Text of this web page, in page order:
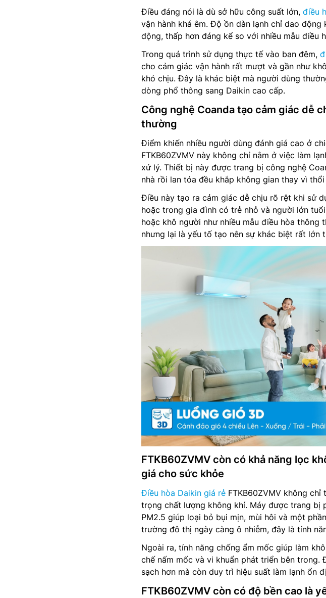
Điều đáng nói là dù sở hữu công suất lớn, điều
vận hành khá êm. Độ ồn dàn lạnh chỉ dao
động, thấp hơn đáng kể so với nhiều mẫu điều
Trong quá trình sử dụng thực tế vào ban đêm,
cho cảm giác vận hành rất mượt và gần như
khó chịu. Đây là khác biệt mà người dùng
dòng phổ thông sang Daikin cao cấp.
Công nghệ Coanda tạo cảm giác dễ
thường
Điểm khiến nhiều người dùng đánh giá cao ở
FTKB60ZVMV này không chỉ nằm ở việc làm
xử lý. Thiết bị này được trang bị công nghệ
nhà rồi lan tỏa đều khắp không gian thay vì
Điều này tạo ra cảm giác dễ chịu rõ rệt khi sử
hoặc trong gia đình có trẻ nhỏ và người lớn
hoặc khô người như nhiều mẫu điều hòa
nhưng lại là yếu tố tạo nên sự khác biệt rất lớn
FTKB60ZVMV còn có khả năng lọc
giá cho sức khỏe
Điều hòa Daikin giá rẻ FTKB60ZVMV không
trọng chất lượng không khí. Máy được trang bị
PM2.5 giúp loại bỏ bụi mịn, mùi hôi và một
trường đô thị ngày càng ô nhiễm, đây là tính
Ngoài ra, tính năng chống ẩm mốc giúp làm
chế nấm mốc và vi khuẩn phát triển bên trong.
sạch hơn mà còn duy trì hiệu suất làm lạnh ổn
FTKB60ZVMV còn có độ bền cao là